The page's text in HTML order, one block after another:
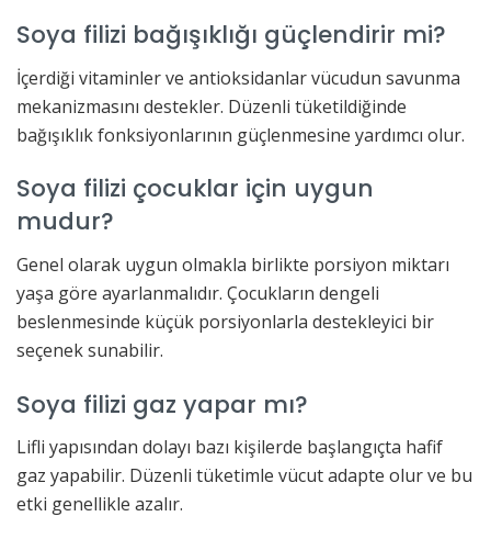
Soya filizi bağışıklığı güçlendirir mi?
İçerdiği vitaminler ve antioksidanlar vücudun savunma
mekanizmasını destekler. Düzenli tüketildiğinde
bağışıklık fonksiyonlarının güçlenmesine yardımcı olur.
Soya filizi çocuklar için uygun
mudur?
Genel olarak uygun olmakla birlikte porsiyon miktarı
yaşa göre ayarlanmalıdır. Çocukların dengeli
beslenmesinde küçük porsiyonlarla destekleyici bir
seçenek sunabilir.
Soya filizi gaz yapar mı?
Lifli yapısından dolayı bazı kişilerde başlangıçta hafif
gaz yapabilir. Düzenli tüketimle vücut adapte olur ve bu
etki genellikle azalır.